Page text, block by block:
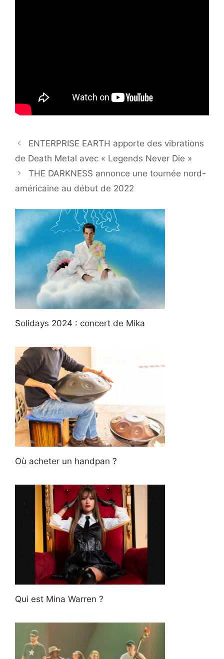
ENTERPRISE EARTH apporte des vibrations
de Death Metal avec « Legends Never Die »
THE DARKNESS annonce une tournée nord-
américaine au début de 2022
Solidays 2024 : concert de Mika
Où acheter un handpan ?
Qui est Mina Warren ?